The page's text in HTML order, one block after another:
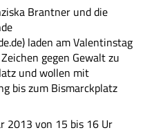
Brantner und die
laden am Valentinstag
gegen Gewalt zu
und wollen mit
bis zum Bismarckplatz
2013 von 15 bis 16 Ur